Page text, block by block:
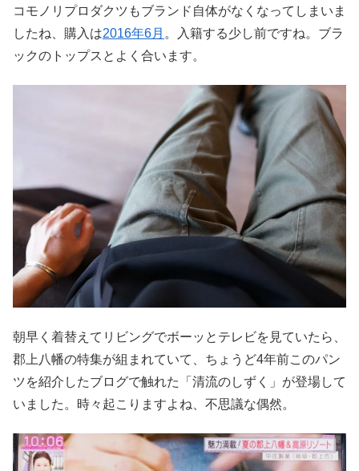
コモノリプロダクツもブランド自体がなくなってしまいま
したね、購入は2016年6月 。入籍する少し前ですね。ブラ
ックのトップスとよく合います。
朝早く着替えてリビングでボーッとテレビを見ていたら、
郡上八幡の特集が組まれていて、ちょうど4年前このパン
ツを紹介したブログで触れた「清流のしずく」が登場して
いました。時々起こりますよね、不思議な偶然。